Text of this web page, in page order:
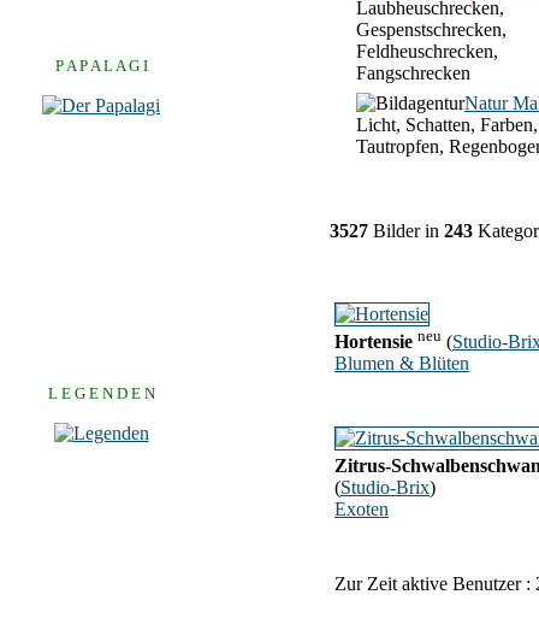
P A P A L A G I
L E G E N D E N
Laubheuschrecken,
Gespenstschrecken,
Feldheuschrecken,
Fangschrecken
Natur
Licht, Schatten,
Tautropfen,
3527 Bilder in 243
Hortensie neu (Studio-
Blumen & Blüten
Zitrus-
(Studio-Brix)
Exoten
Zur Zeit aktive Benutzer :